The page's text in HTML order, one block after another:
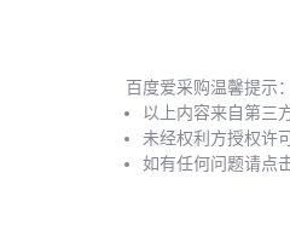
百度爱采购温馨提示：
以上内容来自第三
未经权利方授权许
如有任何问题请点